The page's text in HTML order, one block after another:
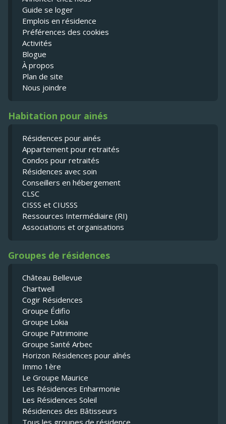
Guide se loger
Emplois en résidence
Préférences des cookies
Activités
Blogue
À propos
Plan de site
Nous joindre
Habitation pour ainés
Résidences pour ainés
Appartement pour retraités
Condos pour retraités
Résidences avec soin
Conseillers en hébergement
CLSC
CISSS et CIUSSS
Ressources Intermédiaire (RI)
Associations et organisations
Groupes de résidences
Château Bellevue
Chartwell
Cogir Résidences
Groupe Édifio
Groupe Lokia
Groupe Patrimoine
Groupe Santé Arbec
Horizon Résidences pour aînés
Immo 1ère
Le Groupe Maurice
Les Résidences Enharmonie
Les Résidences Soleil
Résidences des Bâtisseurs
Tous les groupes de résidence